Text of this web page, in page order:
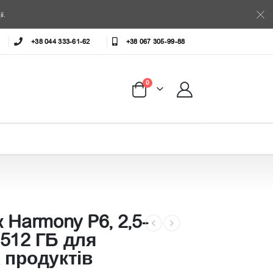
+38 044 333-61-62 +38 067 305-99-88
0
Harmony P6, 2,5-
ГБ для